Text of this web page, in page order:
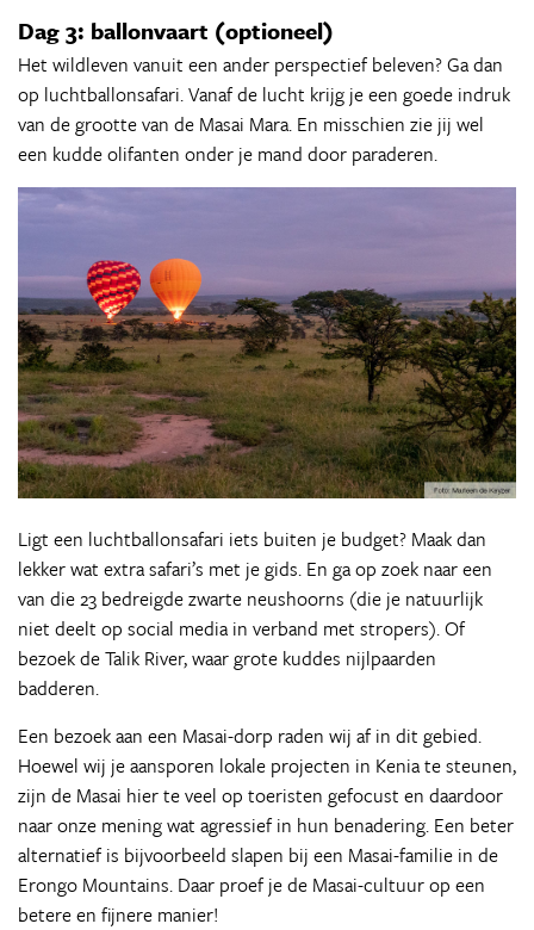
Dag 3: ballonvaart (optioneel)
Het wildleven vanuit een ander perspectief beleven? Ga dan
op luchtballonsafari. Vanaf de lucht krijg je een goede indruk
van de grootte van de Masai Mara. En misschien zie jij wel
een kudde olifanten onder je mand door paraderen.
Ligt een luchtballonsafari iets buiten je budget? Maak dan
lekker wat extra safari’s met je gids. En ga op zoek naar een
van die 23 bedreigde zwarte neushoorns (die je natuurlijk
niet deelt op social media in verband met stropers). Of
bezoek de Talik River, waar grote kuddes nijlpaarden
badderen.
Een bezoek aan een Masai-dorp raden wij af in dit gebied.
Hoewel wij je aansporen lokale projecten in Kenia te steunen,
zijn de Masai hier te veel op toeristen gefocust en daardoor
naar onze mening wat agressief in hun benadering. Een beter
alternatief is bijvoorbeeld slapen bij een Masai-familie in de
Erongo Mountains. Daar proef je de Masai-cultuur op een
betere en fijnere manier!